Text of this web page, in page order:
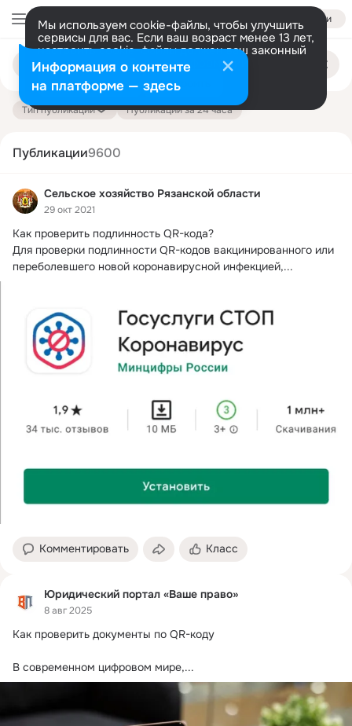
Войти
Мы используем cookie-файлы, чтобы улучшить
сервисы для вас. Если ваш возраст менее 13 лет,
настроить cookie-файлы должен ваш законный
представитель. Больше информации
Разрешить все Настроить
Поиск
публикациям
Тип публикации Публикации за 24 часа
Публикации9600
Сельское хозяйство Рязанской области
29 окт 2021
Как проверить подлинность QR-кода?
Для проверки подлинности QR-кодов вакцинированного или
переболевшего новой коронавирусной инфекцией,...
Комментировать Класс
Юридический портал «Ваше право»
8 авг 2025
Как проверить документы по QR-коду
В современном цифровом мире,...
Информация о контенте
на платформе — здесь